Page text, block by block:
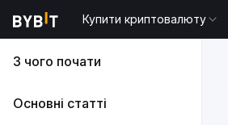
Купити криптовалюту
З чого почати
Основні статті